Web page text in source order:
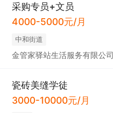
采购专员+文员
4000-5000元/月
中和街道
金管家驿站生活服务有限公司
瓷砖美缝学徒
3000-10000元/月